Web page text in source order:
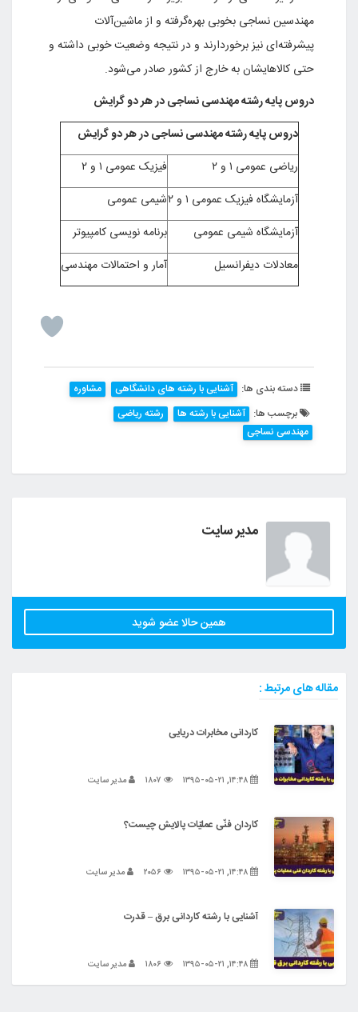
مهندسین نساجی بخوبی بهره‌گرفته و از ماشین‌آلات
پیشرفته‌ای نیز برخوردارند و در نتیجه وضعیت خوبی داشته و
حتی کالاهایشان به خارج از کشور صادر می‌شود.
دروس پایه رشته مهندسی نساجی در هر دو گرایش
دروس پایه رشته مهندسی نساجی در هر دو گرایش
ریاضی عمومی ۱ و ۲
فیزیک عمومی ۱ و ۲
آزمایشگاه فیزیک عمومی ۱ و ۲
شیمی عمومی
آزمایشگاه شیمی عمومی
برنامه نویسی کامپیوتر
معادلات دیفرانسیل
آمار و احتمالات مهندسی
دسته بندی ها: آشنایی با رشته های دانشگاهی
مشاوره
برچسب ها: آشنایی با رشته ها
رشته ریاضی
مهندسی نساجی
مدیر سایت
همین حالا عضو شوید
مقاله های مرتبط :
کاردانی مخابرات دریایی
مدیر سایت
کاردان فنّی عملیّات پالایش چیست؟
مدیر سایت
آشنایی با رشته کاردانی برق – قدرت
مدیر سایت